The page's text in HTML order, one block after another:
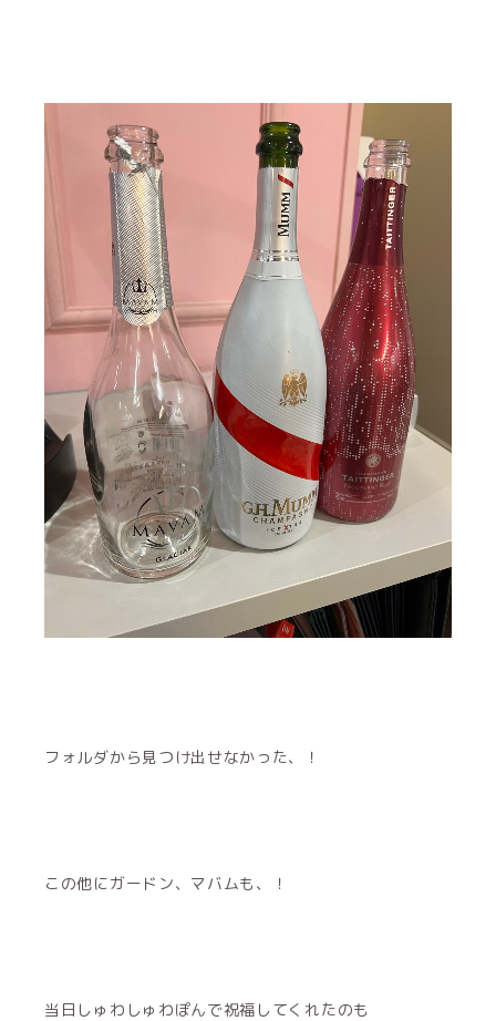
フォルダから見つけ出せなかった、！
この他にガードン、マバムも、！
当日しゅわしゅわぽんで祝福してくれたのも